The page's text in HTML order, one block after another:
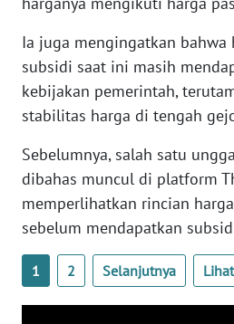
Ia juga mengingatkan bahwa
subsidi saat ini masih
kebijakan pemerintah,
stabilitas harga di tengah
Sebelumnya, salah satu
dibahas muncul di platform
memperlihatkan rincian
sebelum mendapatkan
1 2 Selanjutnya
WN
KEPRI
PAPUA
WN
PAPUA
BARAT
WN
RIAU